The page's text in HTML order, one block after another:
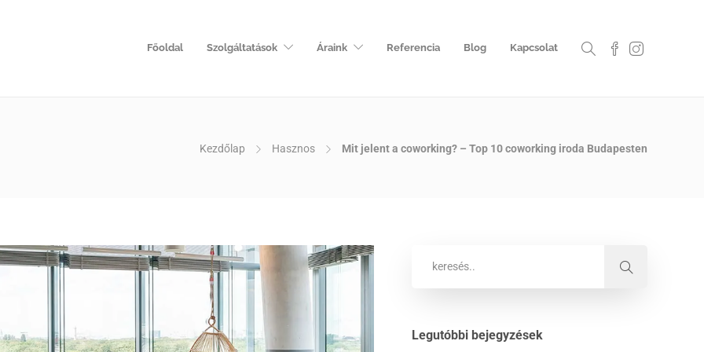
Főoldal Szolgáltatások Áraink Referencia Blog Kapcsolat
Kezdőlap Hasznos Mit jelent a coworking? – Top 10 coworking iroda Budapesten
Legutóbbi bejegyzések